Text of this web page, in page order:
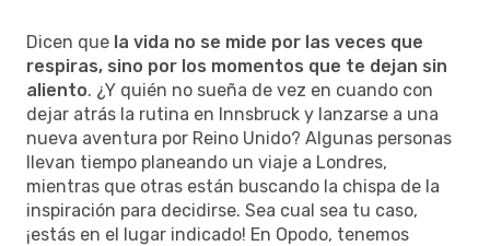
Dicen que la vida no se mide por las veces que
respiras, sino por los momentos que te dejan sin
aliento. ¿Y quién no sueña de vez en cuando con
dejar atrás la rutina en Innsbruck y lanzarse a una
nueva aventura por Reino Unido? Algunas personas
llevan tiempo planeando un viaje a Londres,
mientras que otras están buscando la chispa de la
inspiración para decidirse. Sea cual sea tu caso,
¡estás en el lugar indicado! En Opodo, tenemos